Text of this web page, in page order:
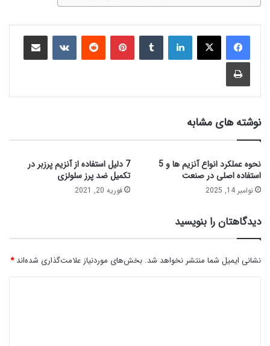
نوشته های مشابه
نحوه عملکرد انواع آنزیم‌ ها و 5
استفاده اصلی در صنعت
نوامبر 14, 2025
7 دلیل استفاده از آنزیم پرزبر در
تکمیل ضد پرز سلولزی
فوریه 20, 2021
دیدگاهتان را بنویسید
نشانی ایمیل شما منتشر نخواهد شد. بخش‌های موردنیاز علامت‌گذاری شده‌اند*